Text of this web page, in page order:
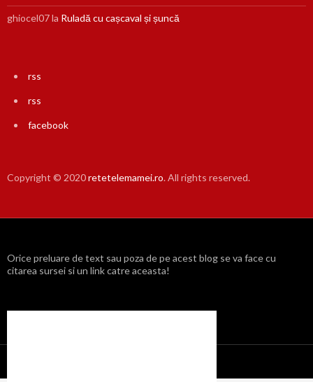
ghiocel07la Ruladă cu cașcaval și șuncă
rss
rss
facebook
Copyright © 2020retetelemamei.ro. All rights reserved.
Orice preluare de text sau poza de pe acest blog se va face cu
citarea sursei si un link catre aceasta!